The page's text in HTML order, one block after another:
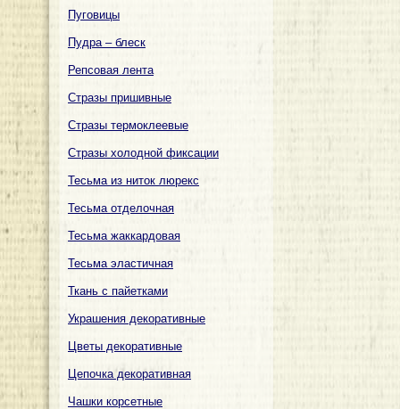
Пуговицы
Пудра – блеск
Репсовая лента
Стразы пришивные
Стразы термоклеевые
Стразы холодной фиксации
Тесьма из ниток люрекс
Тесьма отделочная
Тесьма жаккардовая
Тесьма эластичная
Ткань с пайетками
Украшения декоративные
Цветы декоративные
Цепочка декоративная
Чашки корсетные